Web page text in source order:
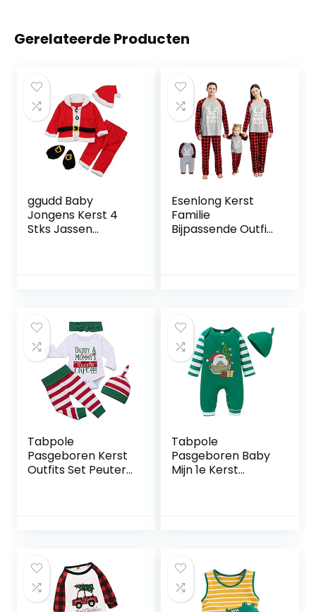
Gerelateerde Producten
ggudd Baby
Jongens Kerst 4
Stks Jassen
Esenlong Kerst
Familie
Bijpassende Outfit
Vakantie Pak voor
Papa Moeder
Meisjes Jongens
Tabpole
Pasgeboren Kerst
Outfits Set Peuter
Tabpole
Pasgeboren Baby
Mijn 1e Kerst